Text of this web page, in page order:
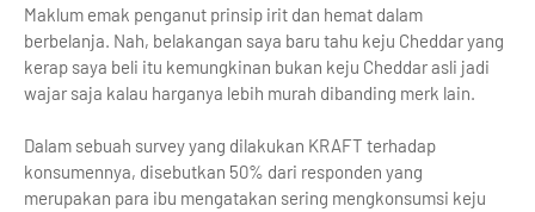
Maklum emak penganut prinsip irit dan hemat dalam
berbelanja. Nah, belakangan saya baru tahu keju Cheddar yang
kerap saya beli itu kemungkinan bukan keju Cheddar asli jadi
wajar saja kalau harganya lebih murah dibanding merk lain.
Dalam sebuah survey yang dilakukan KRAFT terhadap
konsumennya, disebutkan 50% dari responden yang
merupakan para ibu mengatakan sering mengkonsumsi keju